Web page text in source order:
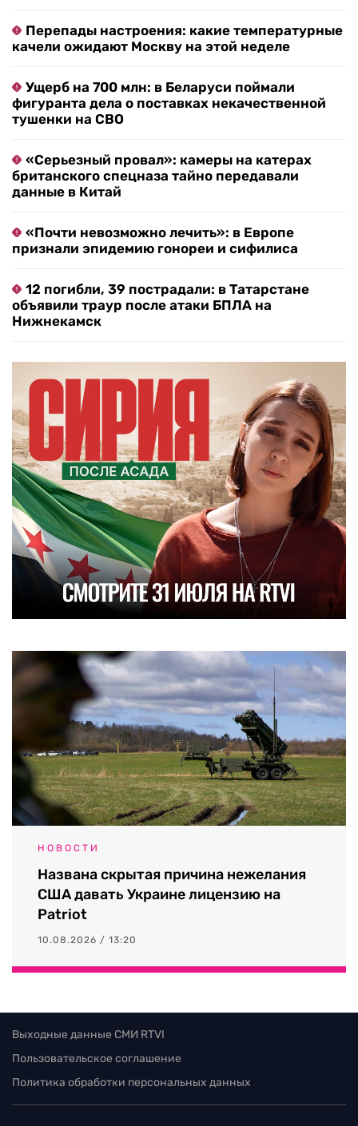
Перепады настроения: какие температурные
качели ожидают Москву на этой неделе
Ущерб на 700 млн: в Беларуси поймали
фигуранта дела о поставках некачественной
тушенки на СВО
«Серьезный провал»: камеры на катерах
британского спецназа тайно передавали
данные в Китай
«Почти невозможно лечить»: в Европе
признали эпидемию гонореи и сифилиса
12 погибли, 39 пострадали: в Татарстане
объявили траур после атаки БПЛА на
Нижнекамск
НОВОСТИ
Названа скрытая причина нежелания
США давать Украине лицензию на
Patriot
10.08.2026 / 13:20
Выходные данные СМИ RTVI
Пользовательское соглашение
Политика обработки персональных данных